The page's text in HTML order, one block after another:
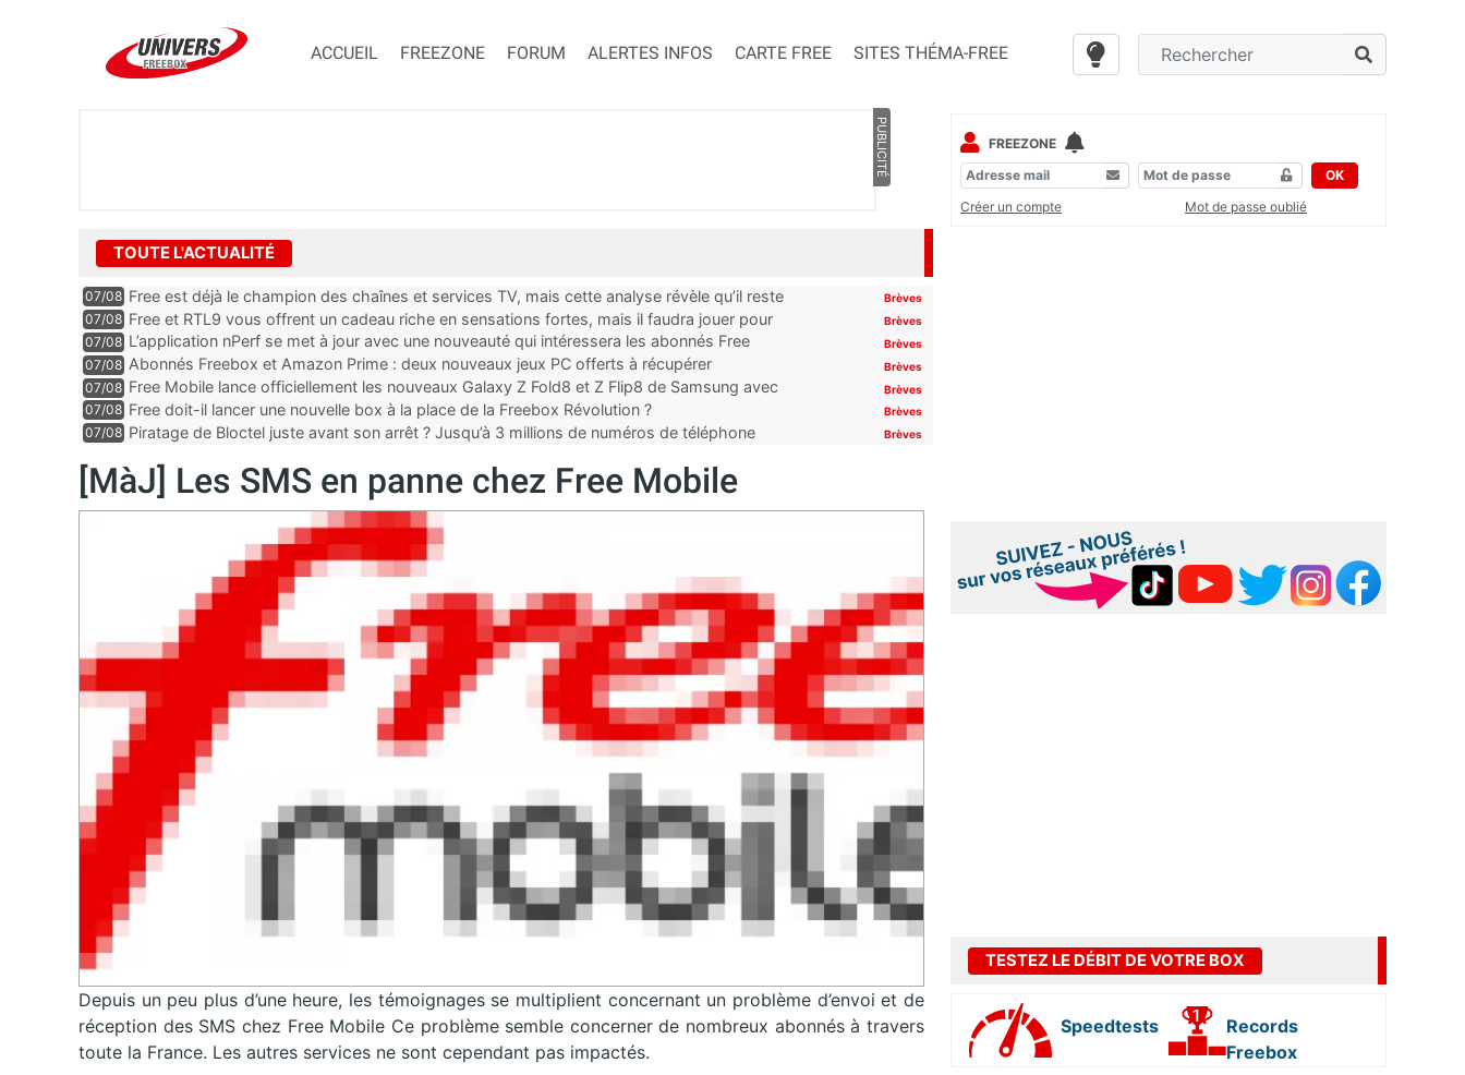
ACCUEIL FREEZONE FORUM ALERTES INFOS CARTE FREE SITES THÉMA-FREE
PUBLICITÉ
TOUTE L'ACTUALITÉ
07/08 Free est déjà le champion des chaînes et services TV, mais cette analyse révèle qu’il reste
encore au moin...
Brèves
07/08 Free et RTL9 vous offrent un cadeau riche en sensations fortes, mais il faudra jouer pour
l’obtenir
Brèves
07/08 L’application nPerf se met à jour avec une nouveauté qui intéressera les abonnés Free
Mobile, Orange, SFR ...
Brèves
07/08 Abonnés Freebox et Amazon Prime : deux nouveaux jeux PC offerts à récupérer Brèves
07/08 Free Mobile lance officiellement les nouveaux Galaxy Z Fold8 et Z Flip8 de Samsung avec
des promos et des cadeaux
Brèves
07/08 Free doit-il lancer une nouvelle box à la place de la Freebox Révolution ? Brèves
07/08 Piratage de Bloctel juste avant son arrêt ? Jusqu’à 3 millions de numéros de téléphone
Brèves
[MàJ] Les SMS en panne chez Free Mobile
Depuis un peu plus d’une heure, les témoignages se multiplient concernant un problème d’envoi et de
réception des SMS chez Free Mobile Ce problème semble concerner de nombreux abonnés à travers
toute la France. Les autres services ne sont cependant pas impactés.
FREEZONE
OK
Créer un compte
Mot de passe oublié
TESTEZ LE DÉBIT DE VOTRE BOX
Speedtests
Records
Freebox